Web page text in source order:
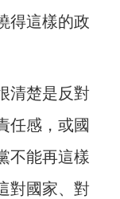
得這樣的政
清楚是反對
任感，或國
不能再這樣
對國家、對